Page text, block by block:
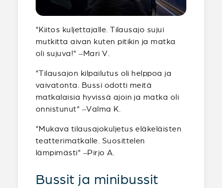
"Kiitos kuljettajalle. Tilausajo sujui
mutkitta aivan kuten pitikin ja matka
oli sujuva!" –Mari V.
"Tilausajon kilpailutus oli helppoa ja
vaivatonta. Bussi odotti meitä
matkalaisia hyvissä ajoin ja matka oli
onnistunut" –Valma K.
"Mukava tilausajokuljetus eläkeläisten
teatterimatkalle. Suosittelen
lämpimästi" –Pirjo A.
Bussit ja minibussit